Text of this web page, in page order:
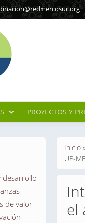
PROYECTOS Y
desarrollo
de valor
Se
Inicio »
UE-
el